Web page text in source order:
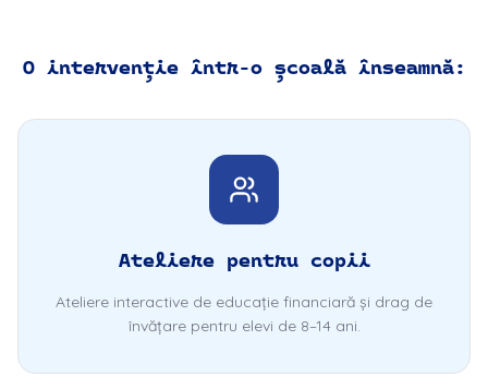
O intervenție într-o școală înseamnă:
Ateliere pentru copii
Ateliere interactive de educație financiară și drag de
învățare pentru elevi de 8–14 ani.